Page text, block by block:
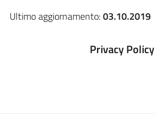
Ultimo aggiornamento:03.10.2019
Privacy